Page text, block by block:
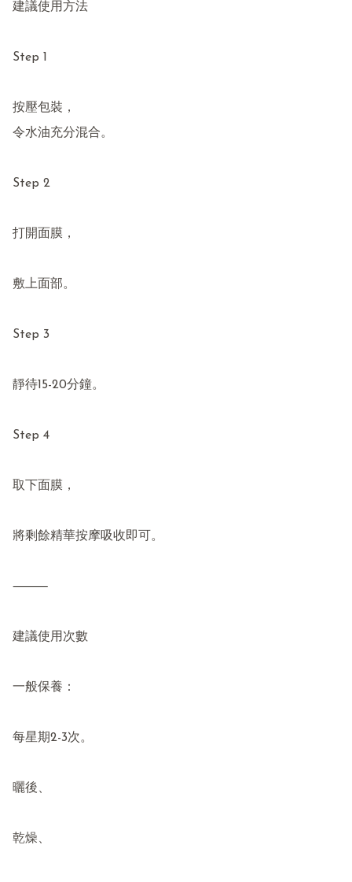
建議使用方法
Step 1
按壓包裝，
令水油充分混合。
Step 2
打開面膜，
敷上面部。
Step 3
靜待15-20分鐘。
Step 4
取下面膜，
將剩餘精華按摩吸收即可。
⸻
建議使用次數
一般保養：
每星期2-3次。
曬後、
乾燥、